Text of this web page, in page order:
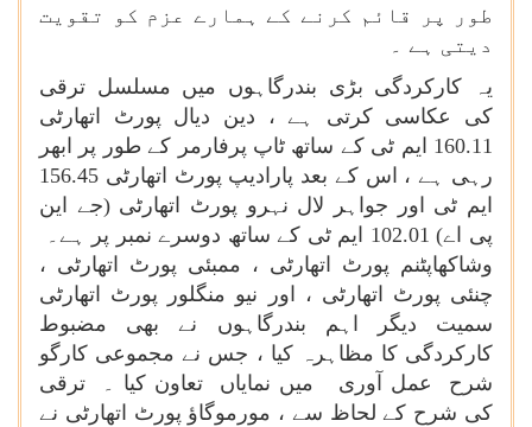
طور پر قائم کرنے کے ہمارے عزم کو تقویت
دیتی ہے ۔
یہ کارکردگی بڑی بندرگاہوں میں مسلسل ترقی
کی عکاسی کرتی ہے ، دین دیال پورٹ اتھارٹی
160.11 ایم ٹی کے ساتھ ٹاپ پرفارمر کے طور پر ابھر
رہی ہے ، اس کے بعد پارادیپ پورٹ اتھارٹی 156.45
ایم ٹی اور جواہر لال نہرو پورٹ اتھارٹی (جے این
پی اے) 102.01 ایم ٹی کے ساتھ دوسرے نمبر پر ہے۔
وشاکھاپٹنم پورٹ اتھارٹی ، ممبئی پورٹ اتھارٹی ،
چنئی پورٹ اتھارٹی ، اور نیو منگلور پورٹ اتھارٹی
سمیت دیگر اہم بندرگاہوں نے بھی مضبوط
کارکردگی کا مظاہرہ کیا ، جس نے مجموعی کارگو
شرح عمل آوری میں نمایاں تعاون کیا ۔ ترقی
کی شرح کے لحاظ سے ، مورموگاؤ پورٹ اتھارٹی نے